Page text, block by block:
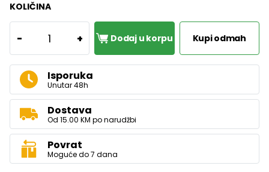
KOLIČINA
- 1 + Dodaj u korpu Kupi odmah
Isporuka
Unutar 48h
Dostava
Od 15.00 KM po narudžbi
Povrat
Moguće do 7 dana